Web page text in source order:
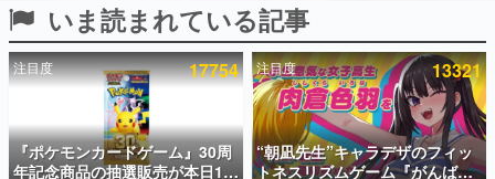
ピックアップ
電ファミのいま読まれている記事ランキング
アプリセール情報
いま読まれている記事
注目度 17754
『ポケモンカードゲーム』30周
年記念商品の抽選販売が本日12
注目度 13321
“朝凪先生”キャラデザのフィッ
トネスリズムゲーム『がんば